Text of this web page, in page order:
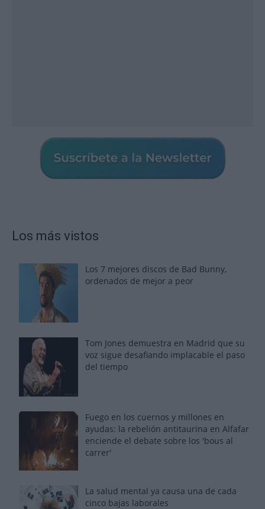
Los más vistos
Los 7 mejores discos de Bad Bunny,
ordenados de mejor a peor
Tom Jones demuestra en Madrid que su
voz sigue desafiando implacable el paso
del tiempo
Fuego en los cuernos y millones en
ayudas: la rebelión antitaurina en Alfafar
enciende el debate sobre los 'bous al
carrer'
La salud mental ya causa una de cada
cinco bajas laborales